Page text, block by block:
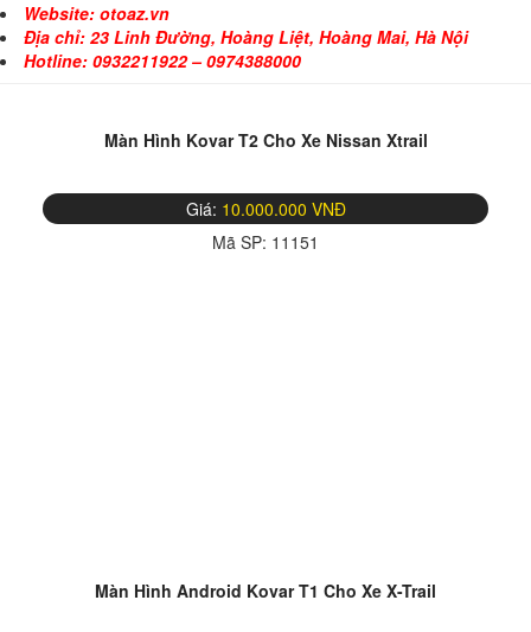
Website: otoaz.vn
Địa chỉ: 23 Linh Đường, Hoàng Liệt, Hoàng Mai, Hà Nội
Hotline: 0932211922 – 0974388000
Màn Hình Kovar T2 Cho Xe Nissan Xtrail
Giá: 10.000.000 VNĐ
Mã SP: 11151
Màn Hình Android Kovar T1 Cho Xe X-Trail